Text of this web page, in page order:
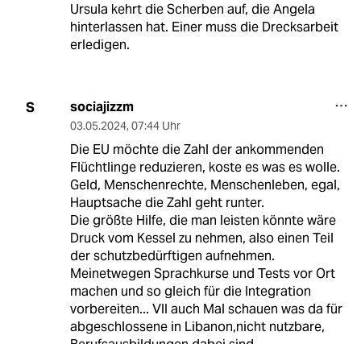
Ursula kehrt die Scherben auf, die Angela
hinterlassen hat. Einer muss die Drecksarbeit
erledigen.
S sociajizzm
03.05.2024, 07:44 Uhr
Die EU möchte die Zahl der ankommenden
Flüchtlinge reduzieren, koste es was es wolle.
Geld, Menschenrechte, Menschenleben, egal,
Hauptsache die Zahl geht runter.
Die größte Hilfe, die man leisten könnte wäre
Druck vom Kessel zu nehmen, also einen Teil
der schutzbedürftigen aufnehmen.
Meinetwegen Sprachkurse und Tests vor Ort
machen und so gleich für die Integration
vorbereiten... Vll auch Mal schauen was da für
abgeschlossene in Libanon,nicht nutzbare,